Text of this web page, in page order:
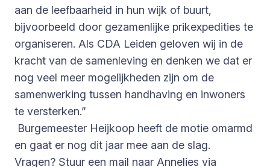
aan de leefbaarheid in hun wijk of buurt,
bijvoorbeeld door gezamenlijke prikexpedities te
organiseren. Als CDA Leiden geloven wij in de
kracht van de samenleving en denken we dat er
nog veel meer mogelijkheden zijn om de
samenwerking tussen handhaving en inwoners
te versterken.”
Burgemeester Heijkoop heeft de motie omarmd
en gaat er nog dit jaar mee aan de slag.
Vragen? Stuur een mail naar Annelies via